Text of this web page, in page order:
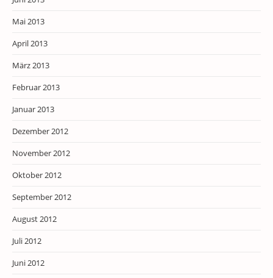
Mai 2013
April 2013
März 2013
Februar 2013
Januar 2013
Dezember 2012
November 2012
Oktober 2012
September 2012
August 2012
Juli 2012
Juni 2012